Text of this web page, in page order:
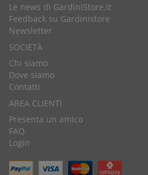
Le news di GardiniStore.it
Feedback su Gardinistore
Newsletter
SOCIETÀ
Chi siamo
Dove siamo
Contatti
AREA CLIENTI
Presenta un amico
FAQ
Login